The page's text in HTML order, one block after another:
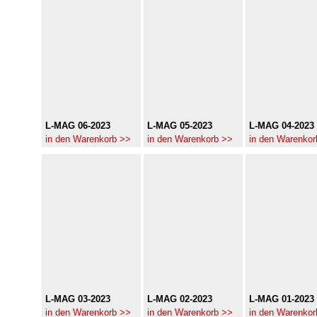
L-MAG 06-2023
in den Warenkorb >>
L-MAG 05-2023
in den Warenkorb >>
L-MAG 04-2023
in den
L-MAG 03-2023
in den Warenkorb >>
L-MAG 02-2023
in den Warenkorb >>
L-MAG 01-2023
in den